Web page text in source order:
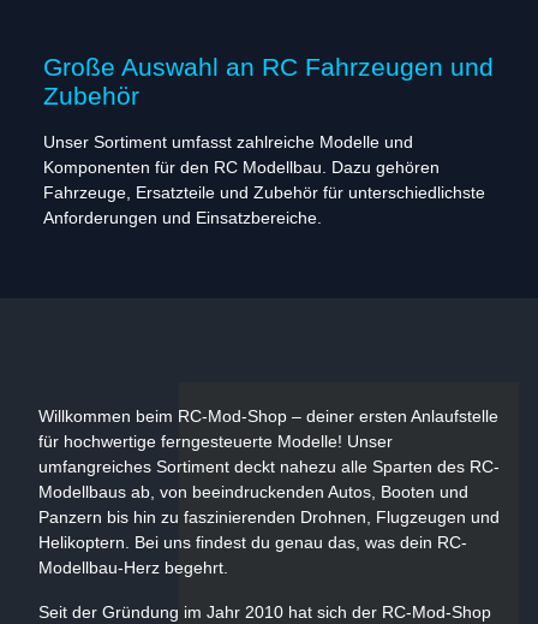
Große Auswahl an RC Fahrzeugen und
Zubehör
Unser Sortiment umfasst zahlreiche Modelle und
Komponenten für den RC Modellbau. Dazu gehören
Fahrzeuge, Ersatzteile und Zubehör für unterschiedlichste
Anforderungen und Einsatzbereiche.
Willkommen beim RC-Mod-Shop – deiner ersten Anlaufstelle
für hochwertige ferngesteuerte Modelle! Unser
umfangreiches Sortiment deckt nahezu alle Sparten des RC-
Modellbaus ab, von beeindruckenden Autos, Booten und
Panzern bis hin zu faszinierenden Drohnen, Flugzeugen und
Helikoptern. Bei uns findest du genau das, was dein RC-
Modellbau-Herz begehrt.
Seit der Gründung im Jahr 2010 hat sich der RC-Mod-Shop